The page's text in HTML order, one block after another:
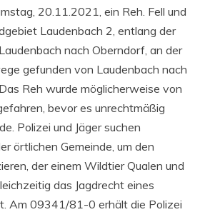
20.11.2021, ein Reh. Fell und
Laudenbach 2, entlang der
nach Oberndorf, an der
gefunden von Laudenbach nach
Reh wurde möglicherweise von
bevor es unrechtmäßig
Polizei und Jäger suchen
örtlichen Gemeinde, um den
der einem Wildtier Qualen und
das Jagdrecht eines
Am 09341/81-0 erhält die Polizei